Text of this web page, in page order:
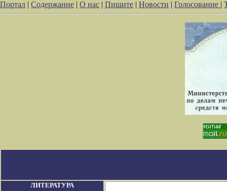
Портал | Содержание | О нас | Пишите | Новости | Голосование |
ЛИТЕРАТУРА